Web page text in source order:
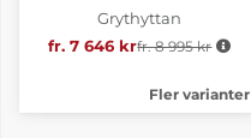
Grythyttan
fr. 7 646 krOrdinarie pris:
fr. 8 995 kr
Fler varianter